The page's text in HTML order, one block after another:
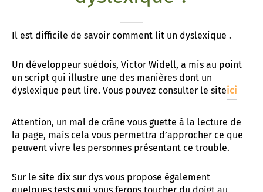
Il est difficile de savoir comment lit un dyslexique .
Un développeur suédois, Victor Widell, a mis au point
un script qui illustre une des manières dont un
dyslexique peut lire. Vous pouvez consulter le siteici
Attention, un mal de crâne vous guette à la lecture de
la page, mais cela vous permettra d’approcher ce que
peuvent vivre les personnes présentant ce trouble.
Sur le site dix sur dys vous propose également
Lycée Edouard BRANLY à Amiens
Corbie